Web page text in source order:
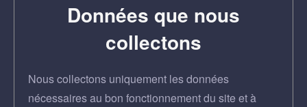
Données que nous
collectons
Nous collectons uniquement les données
nécessaires au bon fonctionnement du site et à